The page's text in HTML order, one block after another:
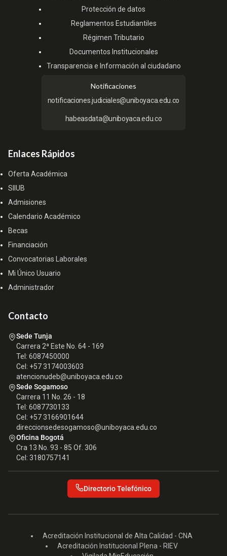
Protección de datos
Reglamentos Estudiantiles
Régimen Tributario
Documentos Institucionales
Transparencia e Información al ciudadano
Notificaciones
notificaciones.judiciales@uniboyaca.edu.co
habeasdata@uniboyaca.edu.co
Enlaces Rápidos
Oferta Académica
SIIUB
Admisiones
Calendario Académico
Becas
Financiación
Convocatorias Laborales
Mi Único Usuario
Administrador
Contacto
Sede Tunja
Carrera 2ª Este No. 64 - 169
Tel: 6087450000
Cel: +57 3174003603
atencionudeb@uniboyaca.edu.co
Sede Sogamoso
Carrera 11 No. 26 - 18
Tel: 6087730133
Cel: +57 3166901644
direccionsedesogamoso@uniboyaca.edu.co
Oficina Bogotá
Cra 13 No. 93 - 85 Of. 306
Cel: 3180757141
Directorio Telefónico
Acreditación Institucional de Alta Calidad - CNA
Acreditación Institucional Plena - RIEV